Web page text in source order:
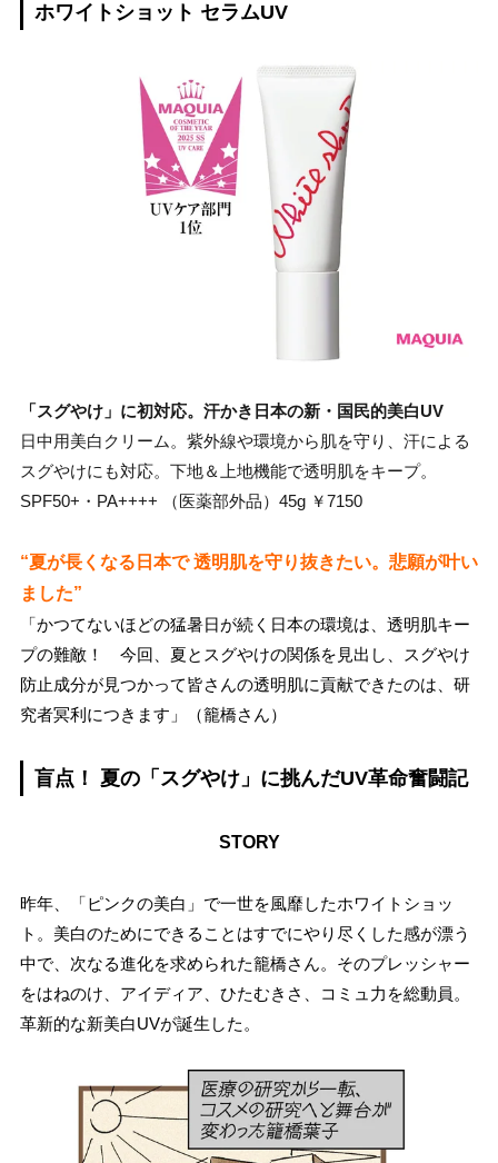
ホワイトショット セラムUV
「スグやけ」に初対応。汗かき日本の新・国民的美白UV
日中用美白クリーム。紫外線や環境から肌を守り、汗による
スグやけにも対応。下地＆上地機能で透明肌をキープ。
SPF50+・PA++++ （医薬部外品）45g ￥7150
“夏が長くなる日本で 透明肌を守り抜きたい。悲願が叶い
ました”
「かつてないほどの猛暑日が続く日本の環境は、透明肌キー
プの難敵！ 今回、夏とスグやけの関係を見出し、スグやけ
防止成分が見つかって皆さんの透明肌に貢献できたのは、研
究者冥利につきます」（籠橋さん）
盲点！ 夏の「スグやけ」に挑んだUV革命奮闘記
STORY
昨年、「ピンクの美白」で一世を風靡したホワイトショッ
ト。美白のためにできることはすでにやり尽くした感が漂う
中で、次なる進化を求められた籠橋さん。そのプレッシャー
をはねのけ、アイディア、ひたむきさ、コミュ力を総動員。
革新的な新美白UVが誕生した。